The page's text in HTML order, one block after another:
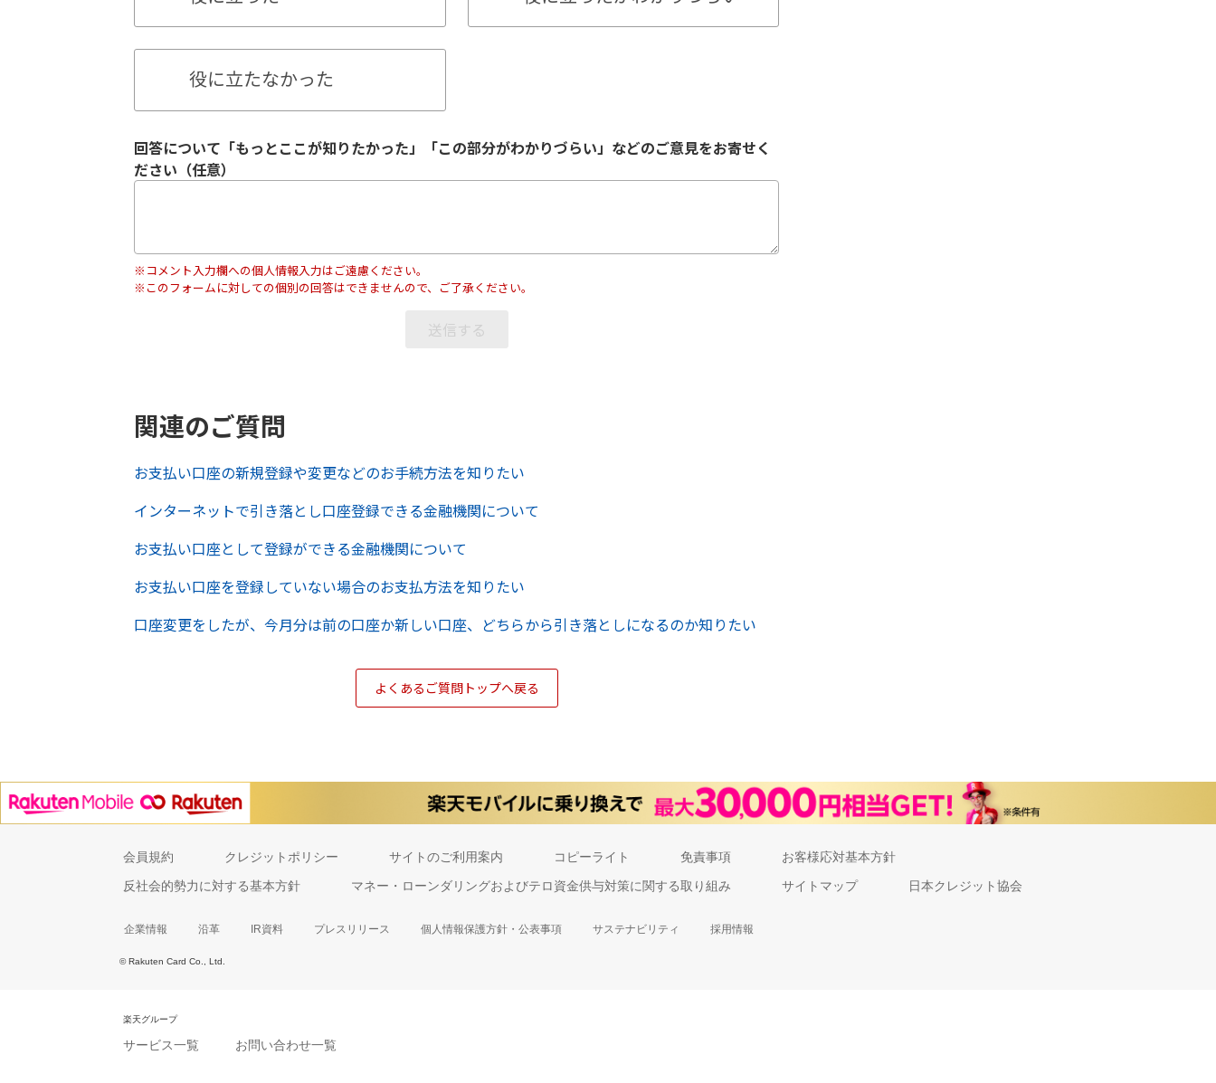
役に立たなかった
回答について「もっとここが知りたかった」「この部分がわかりづらい」などのご意見をお寄せく
ださい（任意）
※コメント入力欄への個人情報入力はご遠慮ください。
※このフォームに対しての個別の回答はできませんので、ご了承ください。
関連のご質問
お支払い口座の新規登録や変更などのお手続方法を知りたい
インターネットで引き落とし口座登録できる金融機関について
お支払い口座として登録ができる金融機関について
お支払い口座を登録していない場合のお支払方法を知りたい
口座変更をしたが、今月分は前の口座か新しい口座、どちらから引き落としになるのか知りたい
よくあるご質問トップへ戻る
会員規約 クレジットポリシー サイトのご利用案内 コピーライト 免責事項
お客様応対基本方針
反社会的勢力に対する基本方針
マネー・ローンダリングおよびテロ資金供与対策に関する取り組み サイトマップ 日本クレジット協会
企業情報 沿革 IR資料 プレスリリース 個人情報保護方針・公表事項 サステナビリティ 採用情報
© Rakuten Card Co., Ltd.
楽天グループ
サービス一覧 お問い合わせ一覧